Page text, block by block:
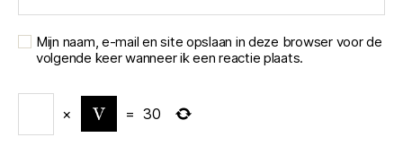
Mijn naam, e-mail en site opslaan in deze browser voor de
volgende keer wanneer ik een reactie plaats.
× = 30